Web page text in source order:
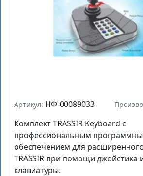
Артикул: НФ-00089033
Комплект TRASSIR Keyboard с
профессиональным
обеспечением для
TRASSIR при помощи джойстика
клавиатуры.